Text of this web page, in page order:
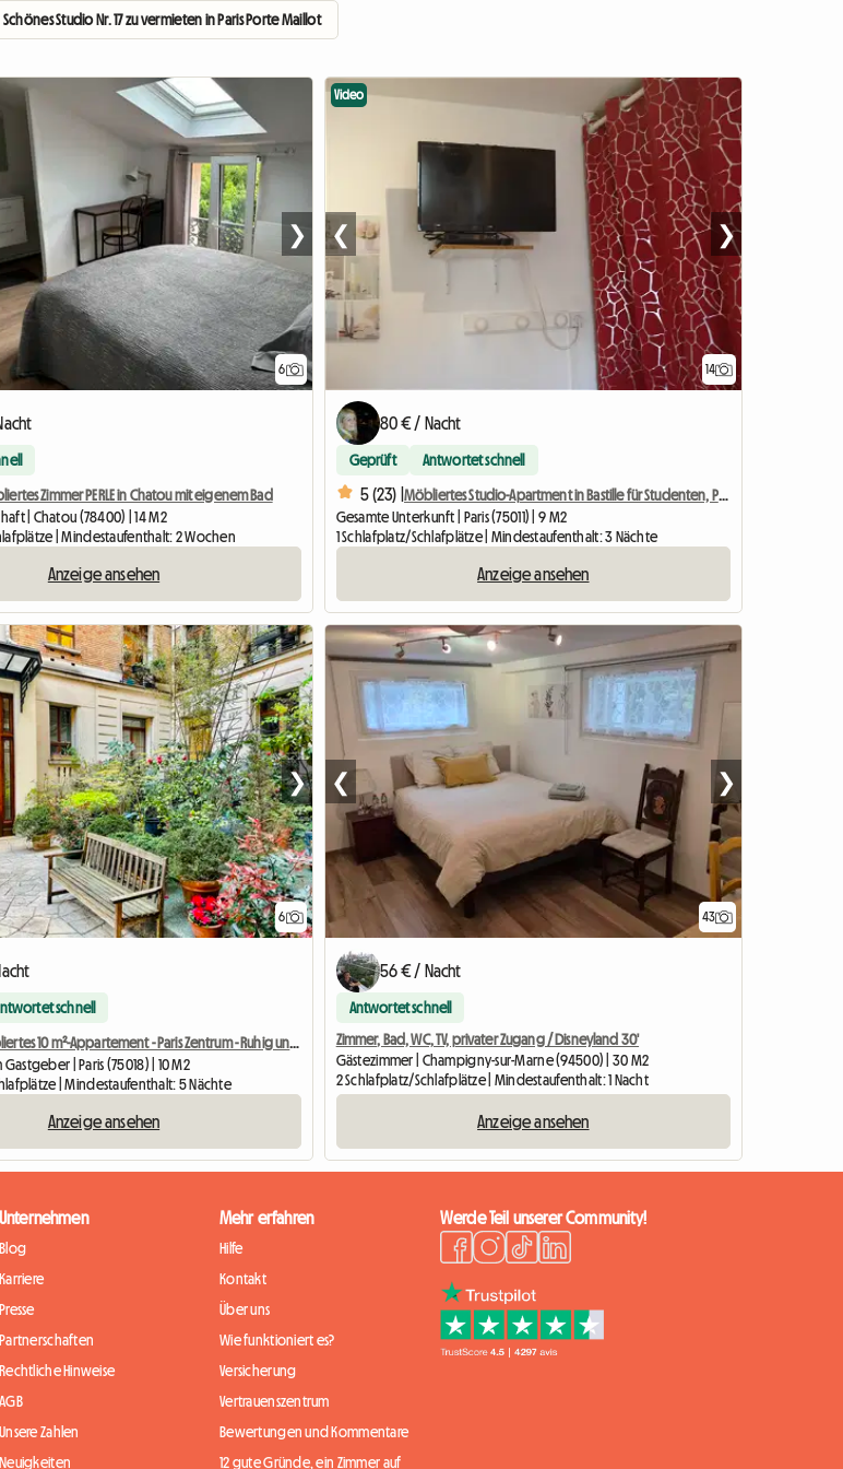
Schönes Studio Nr. 17 zu vermieten in Paris Porte Maillot
6
❯
Zimmer PERLE in Chatou mit eigenem Bad
| Chatou (78400) | 14 M2
| Mindestaufenthalt: 2 Wochen
Anzeige ansehen
14
Video
❮ ❯
80 € / Nacht
Geprüft Antwortet schnell
5 (23) |
Möbliertes Studio-Apartment in Bastille für Studenten, Praktikanten oder Geschäftsreisende.
Gesamte Unterkunft | Paris (75011) | 9 M2
1 Schlafplatz/Schlafplätze | Mindestaufenthalt: 3 Nächte
Anzeige ansehen
6
❯
schnell
Möbliertes 10 m²-Appartement - Paris Zentrum - Ruhig und hell
| Paris (75018) | 10 M2
| Mindestaufenthalt: 5 Nächte
Anzeige ansehen
43
❮ ❯
56 € / Nacht
Antwortet schnell
Zimmer, Bad, WC, TV, privater Zugang / Disneyland 30'
Gästezimmer | Champigny-sur-Marne (94500) | 30 M2
2 Schlafplatz/Schlafplätze | Mindestaufenthalt: 1 Nacht
Anzeige ansehen
Unternehmen
Blog
Karriere
Presse
Partnerschaften
Rechtliche Hinweise
AGB
Unsere Zahlen
Neuigkeiten
Mehr erfahren
Hilfe
Kontakt
Über uns
Wie funktioniert es?
Versicherung
Vertrauenszentrum
Bewertungen und Kommentare
12 gute Gründe, ein Zimmer auf
Werde Teil unserer Community!